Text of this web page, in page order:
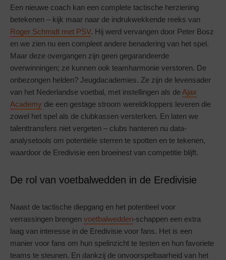
Een nieuwe coach kan een complete tactische herziening
betekenen – kijk maar naar de indrukwekkende reeks van
Roger Schmidt met PSV. Hij werd vervangen door Peter Bosz
en we zien nu een compleet andere benadering van het spel.
Maar deze overgangen zijn geen gegarandeerde
overwinningen; ze kunnen ook teamharmonie verstoren. De
onbezongen helden? Jeugdacademies. Ze zijn de levensader
van het Nederlandse voetbal, met instellingen als deAjax
Academy die een gestage stroom wereldkloppers leveren die
zowel het spel als de clubkassen versterken. En laten we
talenttransfers niet vergeten – clubs hanteren nu data-
analysetools om potentiële sterren te spotten en te tekenen,
waardoor de Eredivisie een broeinest van competitie blijft.
De rol van voetbalwedden in de Eredivisie
Naast de tactische diepgang en het potentieel voor
verrassingen brengen voetbalwedden-schappen een extra
laag van interesse in de Eredivisie voor fans. Het is een
manier voor fans om hun spelinzicht te testen en hun favoriete
teams te steunen. En dankzij de onvoorspelbaarheid van het